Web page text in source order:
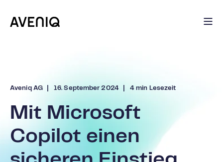
Aveniq AG 16. September 2024 4 min Lesezeit
Mit Microsoft
Copilot einen